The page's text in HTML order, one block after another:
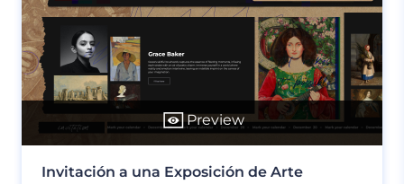
Preview
Invitación a una Exposición de Arte